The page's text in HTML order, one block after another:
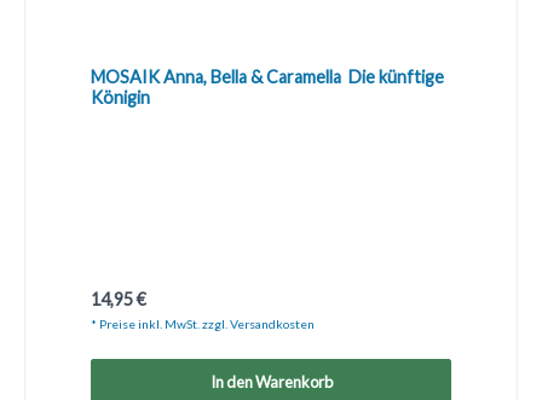
MOSAIK Anna, Bella & Caramella  Die künftige
Königin
Regulärer Preis:
14,95 €
* Preise inkl. MwSt. zzgl. Versandkosten
In den Warenkorb